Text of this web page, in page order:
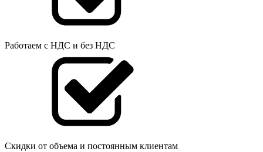
Работаем с НДС и без НДС
Скидки от объема и постоянным клиентам